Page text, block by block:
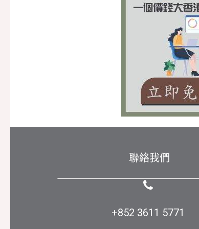
聯絡我們
+852 3611 5771